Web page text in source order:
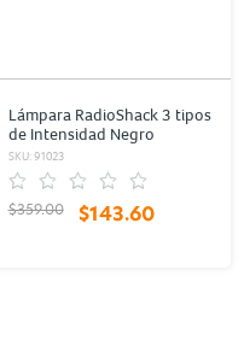
Lámpara RadioShack 3 tipos
de Intensidad Negro
SKU: 91023
$359.00 $143.60